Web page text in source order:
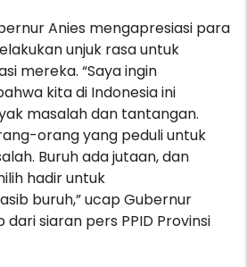
Anies mengapresiasi para
unjuk rasa untuk
mereka. “Saya ingin
kita di Indonesia ini
masalah dan tantangan.
orang yang peduli untuk
Buruh ada jutaan, dan
hadir untuk
buruh,” ucap Gubernur
dari siaran pers PPID Provinsi